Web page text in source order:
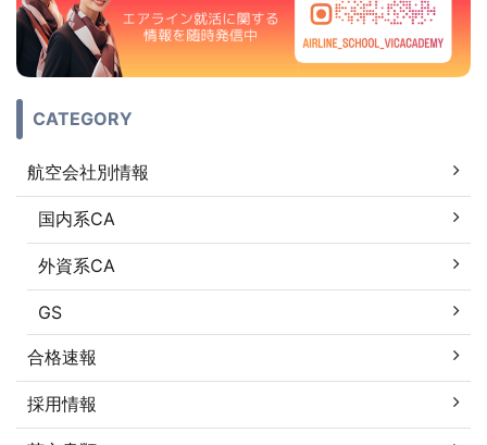
CATEGORY
航空会社別情報
国内系CA
外資系CA
GS
合格速報
採用情報